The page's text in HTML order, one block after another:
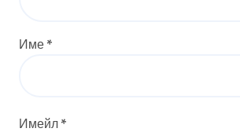
Име *
Имейл *